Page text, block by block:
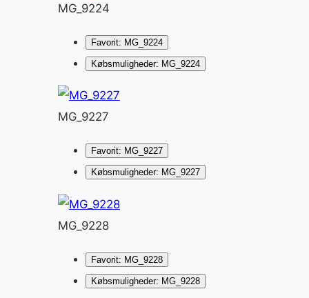
MG_9224
Favorit: MG_9224
Købsmuligheder: MG_9224
MG_9227
Favorit: MG_9227
Købsmuligheder: MG_9227
MG_9228
Favorit: MG_9228
Købsmuligheder: MG_9228